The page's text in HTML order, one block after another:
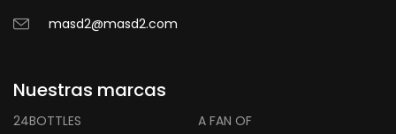
masd2@masd2.com
Nuestras marcas
24BOTTLES
A FAN OF